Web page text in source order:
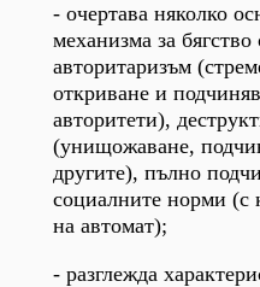
- очертава няколко
механизма за бягство
авторитаризъм
откриване и
авторитети),
(унищожаване,
другите), пълно
социалните норми (с
на автомат);
- разглежда